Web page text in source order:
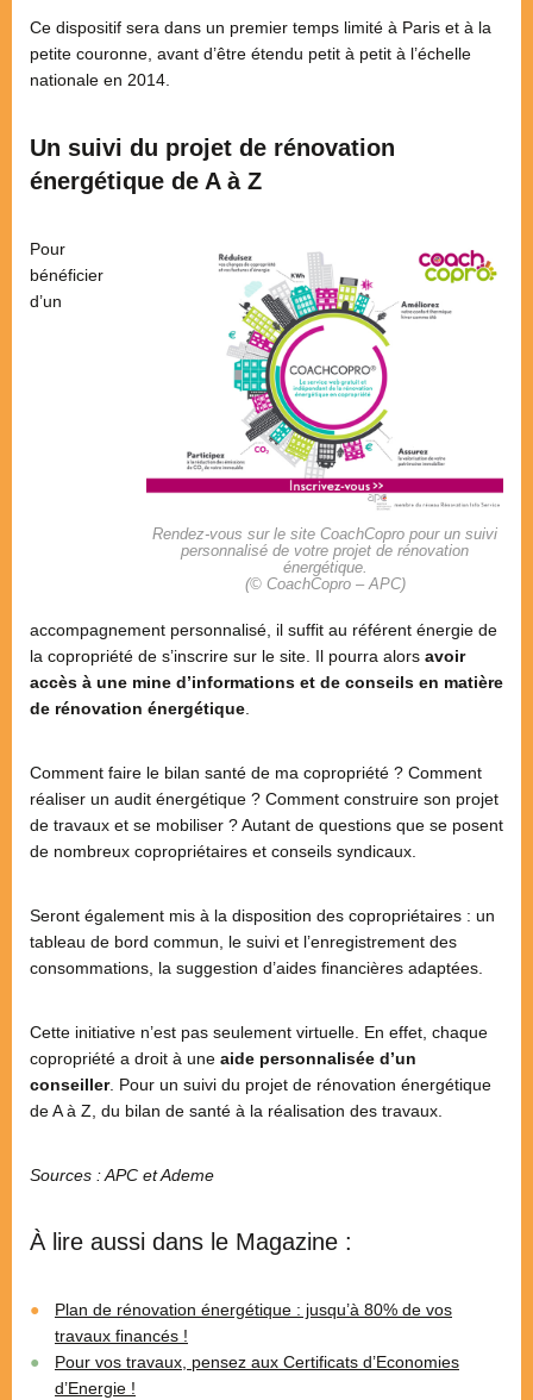
Ce dispositif sera dans un premier temps limité à Paris et à la
petite couronne, avant d’être étendu petit à petit à l’échelle
nationale en 2014.
Un suivi du projet de rénovation
énergétique de A à Z
Rendez-vous sur le site CoachCopro pour un suivi
personnalisé de votre projet de rénovation
énergétique.
(© CoachCopro – APC)
Pour
bénéficier
d’un
accompagnement personnalisé, il suffit au référent énergie de
la copropriété de s’inscrire sur le site. Il pourra alors avoir
accès à une mine d’informations et de conseils en matière
de rénovation énergétique.
Comment faire le bilan santé de ma copropriété ? Comment
réaliser un audit énergétique ? Comment construire son projet
de travaux et se mobiliser ? Autant de questions que se posent
de nombreux copropriétaires et conseils syndicaux.
Seront également mis à la disposition des copropriétaires : un
tableau de bord commun, le suivi et l’enregistrement des
consommations, la suggestion d’aides financières adaptées.
Cette initiative n’est pas seulement virtuelle. En effet, chaque
copropriété a droit à une aide personnalisée d’un
conseiller. Pour un suivi du projet de rénovation énergétique
de A à Z, du bilan de santé à la réalisation des travaux.
Sources : APC et Ademe
À lire aussi dans le Magazine :
Plan de rénovation énergétique : jusqu’à 80% de vos
travaux financés !
Pour vos travaux, pensez aux Certificats d’Economies
d’Energie !